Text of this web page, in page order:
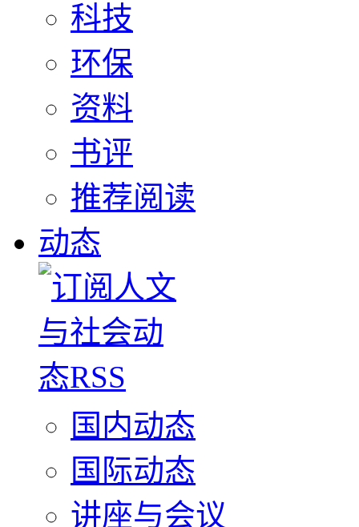
科技
环保
资料
书评
推荐阅读
动态
国内动态
国际动态
讲座与会议